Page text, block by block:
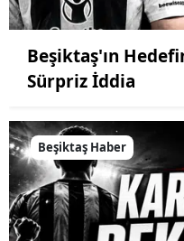
Beşiktaş'ın
Sürpriz İddia
Beşiktaş Haber